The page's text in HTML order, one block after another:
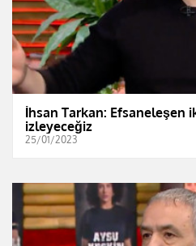
İhsan Tarkan: Efsaneleşen
izleyeceğiz
25/01/2023